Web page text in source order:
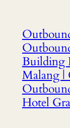
Building
Malang |
Hotel